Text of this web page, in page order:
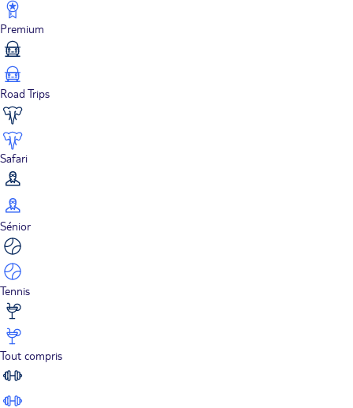
Premium
Road Trips
Safari
Sénior
Tennis
Tout compris